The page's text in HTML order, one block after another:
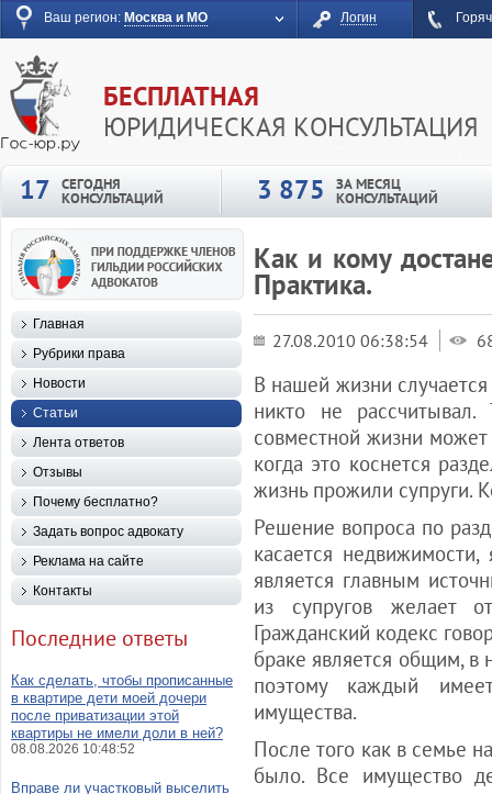
Ваш регион: Москва и МО Логин
БЕСПЛАТНАЯ
ЮРИДИЧЕСКАЯ КОНСУЛЬТАЦИЯ
17
СЕГОДНЯ
КОНСУЛЬТАЦИЙ 3 875 ЗА МЕСЯЦ
КОНСУЛЬТАЦИЙ
Как и кому
Практика.
27.08.2010 06:38:54
В нашей жизни
никто не
совместной жизни
когда это коснется
жизнь прожили супруги.
Решение вопроса по
касается
является главным
из супругов желает
Гражданский кодекс
браке является общим, в
поэтому каждый
имущества.
После того как в семье
было. Все имущество
Главная
Рубрики права
Новости
Статьи
Лента ответов
Отзывы
Почему бесплатно?
Задать вопрос адвокату
Реклама на сайте
Контакты
Последние ответы
Как сделать, чтобы прописанные
в квартире дети моей дочери
после приватизации этой
квартиры не имели доли в ней?
08.08.2026 10:48:52
Вправе ли участковый выселить